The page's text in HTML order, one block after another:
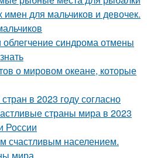
для мальчиков и девочек.
синдрома отмены
о мировом океане, которые
в 2023 году согласно
страны мира в 2023
России
счастливым населением.